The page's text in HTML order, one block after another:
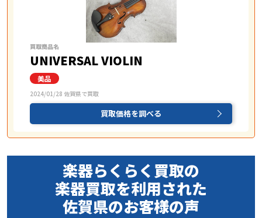
買取商品名
UNIVERSAL VIOLIN
2024/01/28 佐賀県で買取
買取価格を調べる
楽器らくらく買取の
楽器買取を利用された
佐賀県のお客様の声